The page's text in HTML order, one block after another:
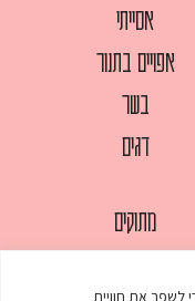
לשפר את חוויית
אסייתי
אפויים בתנור
בשר
דגים
מתוקים